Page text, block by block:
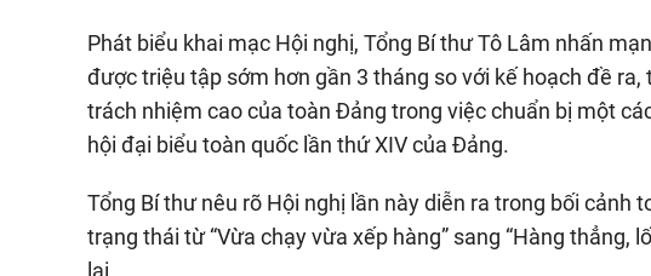
Phát biểu khai mạc Hội nghị, Tổng Bí thư Tô Lâm nhấn
được triệu tập sớm hơn gần 3 tháng so với kế hoạch đề
trách nhiệm cao của toàn Đảng trong việc chuẩn bị một
hội đại biểu toàn quốc lần thứ XIV của Đảng.
Tổng Bí thư nêu rõ Hội nghị lần này diễn ra trong bối cảnh
trạng thái từ “Vừa chạy vừa xếp hàng” sang “Hàng thẳng,
lai.